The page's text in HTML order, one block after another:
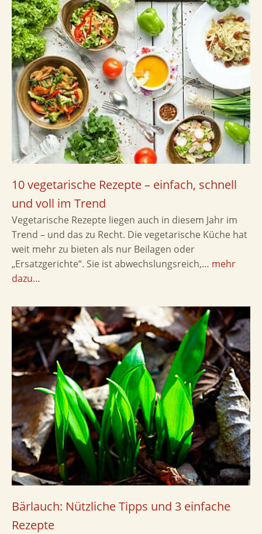
10 vegetarische Rezepte – einfach, schnell
und voll im Trend
Vegetarische Rezepte liegen auch in diesem Jahr im
Trend – und das zu Recht. Die vegetarische Küche hat
weit mehr zu bieten als nur Beilagen oder
„Ersatzgerichte“. Sie ist abwechslungsreich,… mehr
dazu…
Bärlauch: Nützliche Tipps und 3 einfache
Rezepte